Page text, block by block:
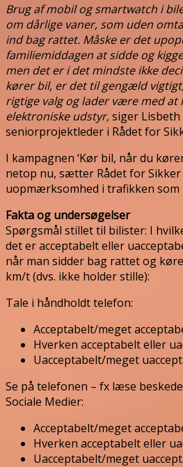
Brug af mobil og smartwatch i
om dårlige vaner, som uden
ind bag rattet. Måske er det
familiemiddagen at sidde og
men det er i det mindste ikke
kører bil, er det til gengæld
rigtige valg og lader være med at
elektroniske udstyr,siger Lisbeth
seniorprojektleder i Rådet for
I kampagnen ‘Kør bil, når du
netop nu, sætter Rådet for
uopmærksomhed i trafikken som
Fakta og undersøgelser
Spørgsmål stillet til bilister: I
det er acceptabelt eller
når man sidder bag rattet og
km/t (dvs. ikke holder stille):
Tale i håndholdt telefon:
Acceptabelt/meget
Hverken acceptabelt eller
Uacceptabelt/meget
Se på telefonen – fx læse
Sociale Medier:
Acceptabelt/meget
Hverken acceptabelt eller
Uacceptabelt/meget